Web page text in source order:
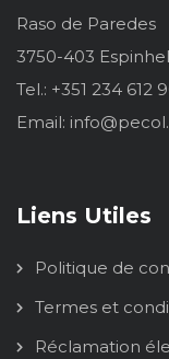
Raso de Paredes
3750-403
Tel.: +351 234 612
Email:
Liens Utiles
Politique de
Termes et
Réclamation